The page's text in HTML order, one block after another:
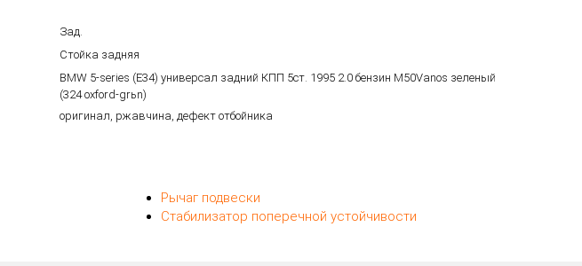
Зад.
Стойка задняя
BMW 5-series (E34) универсал задний КПП 5ст. 1995 2.0 бензин M50Vanos зеленый
(324 oxford-grьn)
оригинал, ржавчина, дефект отбойника
Рычаг подвески
Стабилизатор поперечной устойчивости